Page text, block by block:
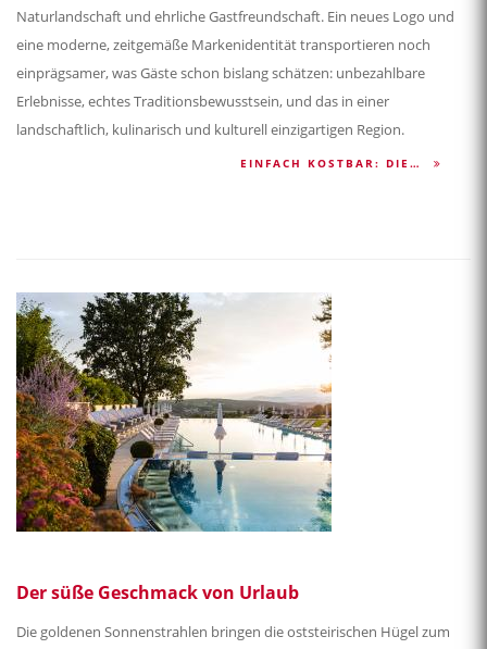
Naturlandschaft und ehrliche Gastfreundschaft. Ein neues Logo und
eine moderne, zeitgemäße Markenidentität transportieren noch
einprägsamer, was Gäste schon bislang schätzen: unbezahlbare
Erlebnisse, echtes Traditionsbewusstsein, und das in einer
landschaftlich, kulinarisch und kulturell einzigartigen Region.
EINFACH KOSTBAR: DIE…
Der süße Geschmack von Urlaub
Die goldenen Sonnenstrahlen bringen die oststeirischen Hügel zum